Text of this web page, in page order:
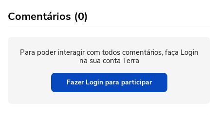
Comentários (0)
Para poder interagir com todos comentários, faça Login
na sua conta Terra
Fazer Login para participar